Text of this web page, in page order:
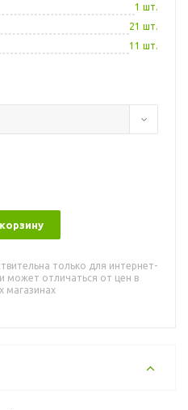
1 шт.
21 шт.
11 шт.
только для интернет-
может отличаться от цен в
магазинах